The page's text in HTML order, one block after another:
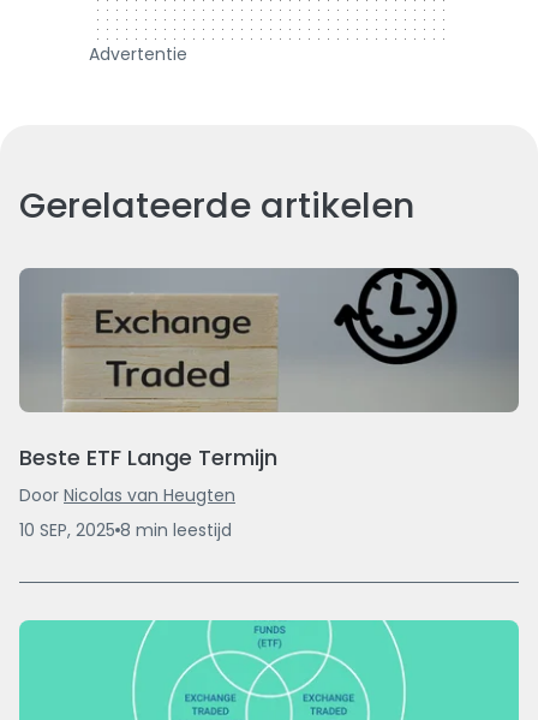
Advertentie
Gerelateerde artikelen
Beste ETF Lange Termijn
Door Nicolas van Heugten
10 SEP, 2025 8 min leestijd